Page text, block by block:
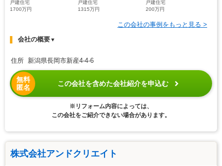
戸建住宅
1700万円
戸建住宅
1315万円
戸建住宅
200万円
この会社の事例をもっと見る >
会社の概要▼
住所 新潟県長岡市新産4-4-6
無料
匿名
この会社を含めた会社紹介を申込む
※リフォーム内容によっては、
この会社をご紹介できない場合があります。
株式会社アンドクリエイト